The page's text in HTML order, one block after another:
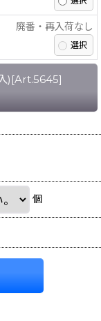
廃番・再入荷なし
)[Art.5645]
個